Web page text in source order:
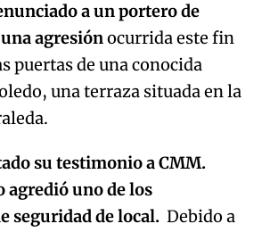
a un portero de
agresiónocurrida este fin
puertas de una conocida
una terraza situada en la
su testimonio a CMM.
agredió uno de los
seguridad de local. Debido a